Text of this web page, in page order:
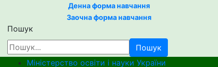
Денна форма навчання
Заочна форма навчання
Пошук
Пошук
Міністерство освіти і науки України